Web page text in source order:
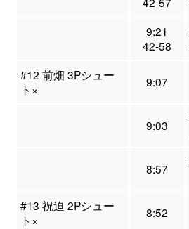
9:21
42-58
#12 前畑 3Pシュー
ト×
9:07
9:03
8:57
#13 祝迫 2Pシュー
ト×
8:52